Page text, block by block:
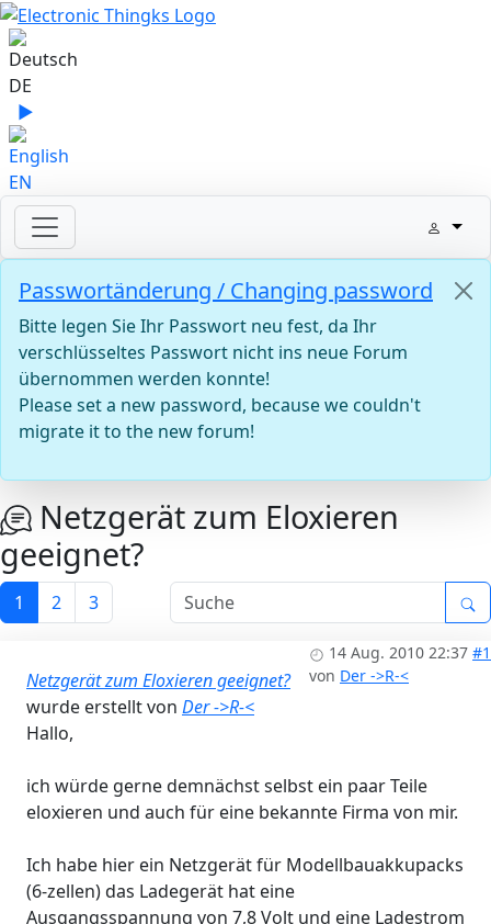
Sprache auswählen
DE
▶
EN
Passwortänderung / Changing password
Bitte legen Sie Ihr Passwort neu fest, da Ihr
verschlüsseltes Passwort nicht ins neue Forum
übernommen werden konnte!
Please set a new password, because we couldn't
migrate it to the new forum!
Netzgerät zum Eloxieren
geeignet?
1 2 3
14 Aug. 2010 22:37 #1
von Der ->R-<
Netzgerät zum Eloxieren geeignet?
wurde erstellt von Der ->R-<
Hallo,
ich würde gerne demnächst selbst ein paar Teile
eloxieren und auch für eine bekannte Firma von mir.
Ich habe hier ein Netzgerät für Modellbauakkupacks
(6-zellen) das Ladegerät hat eine
Ausgangsspannung von 7,8 Volt und eine Ladestrom